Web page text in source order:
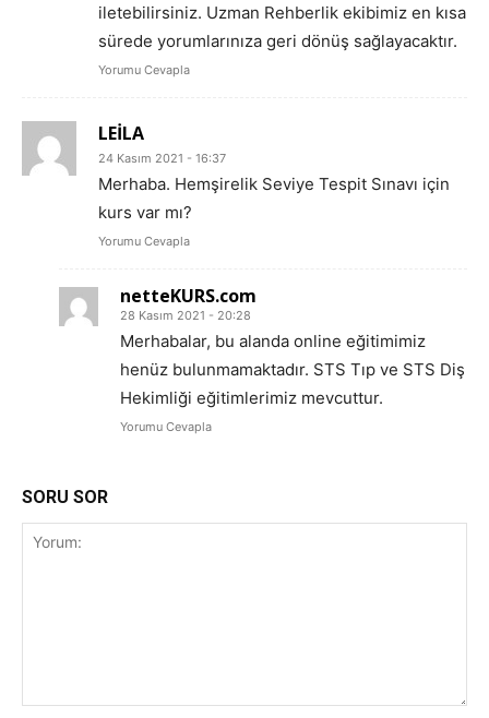
iletebilirsiniz. Uzman Rehberlik ekibimiz en kısa
sürede yorumlarınıza geri dönüş sağlayacaktır.
Yorumu Cevapla
LEİLA
24 Kasım 2021 - 16:37
Merhaba. Hemşirelik Seviye Tespit Sınavı için
kurs var mı?
Yorumu Cevapla
netteKURS.com
28 Kasım 2021 - 20:28
Merhabalar, bu alanda online eğitimimiz
henüz bulunmamaktadır. STS Tıp ve STS Diş
Hekimliği eğitimlerimiz mevcuttur.
Yorumu Cevapla
SORU SOR